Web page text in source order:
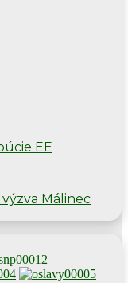
EE
Málinec